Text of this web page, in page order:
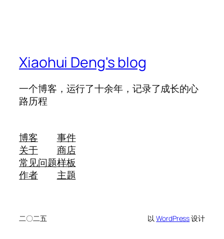
Xiaohui Deng's blog
一个博客，运行了十余年，记录了成长的心
路历程
博客
关于
常见问题
作者
事件
商店
样板
主题
二〇二五 以WordPress设计